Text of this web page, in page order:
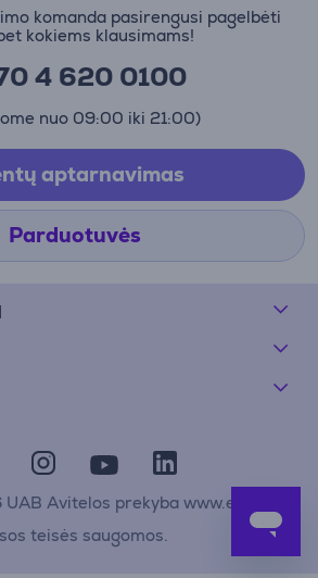
komanda pasirengusi pagelbėti
kokiems klausimams!
4 620 0100
nuo 09:00 iki 21:00)
aptarnavimas
Parduotuvės
Avitelos prekyba www.elesen.lt
teisės saugomos.